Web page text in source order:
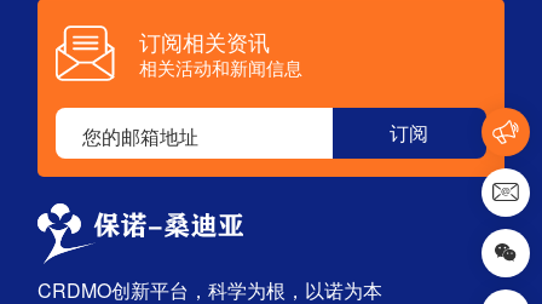
订阅相关资讯
相关活动和新闻信息
CRDMO创新平台，科学为根，以诺为本